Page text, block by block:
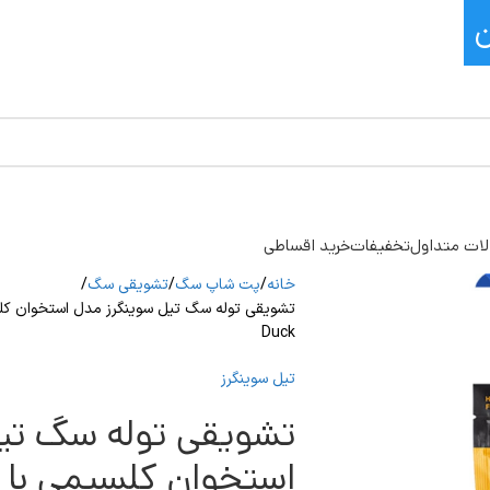
متداولتخفیفاتخرید اقساطی
خانه پت شاپ سگ تشویقی سگ
Duck
تیل سوینگرز
تشویقی توله سگ